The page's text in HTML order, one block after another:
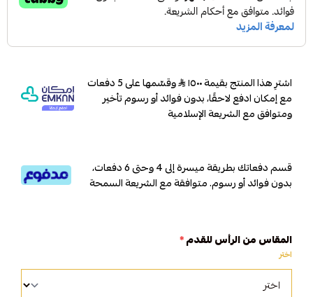
اشترِ هذا المنتج بقيمة ١٥٠٠
وقسّمها على 5 دفعات
مع إمكان ادفع لاحقًا، بدون فوائد أو رسوم تأخير
ومتوافق مع الشريعة الإسلامية
قسم دفعاتك بطريقة ميسرة إلى 4 وحتى 6 دفعات،
بدون فوائد أو رسوم. متوافقة مع الشريعة السمحة
المقاس من الرأس للقدم*
اختر